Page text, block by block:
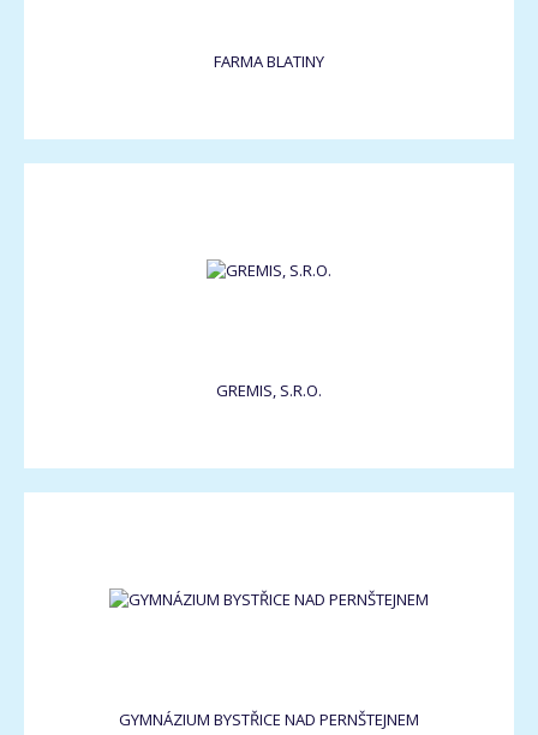
FARMA BLATINY
GREMIS, S.R.O.
GYMNÁZIUM BYSTŘICE NAD PERNŠTEJNEM